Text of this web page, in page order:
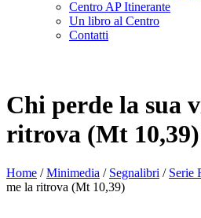
Centro AP Itinerante
Un libro al Centro
Contatti
Chi perde la sua
ritrova (Mt 10,39)
Home /Minimedia / Segnalibri / Serie
me la ritrova (Mt 10,39)